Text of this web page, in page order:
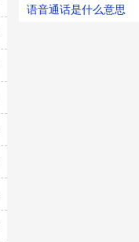
语音通话是什么意思